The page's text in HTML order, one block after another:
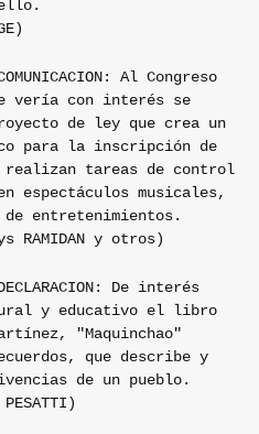
COMUNICACION: Al Congreso
vería con interés se
de ley que crea un
para la inscripción de
realizan tareas de control
espectáculos musicales,
entretenimientos.
RAMIDAN y otros)
DECLARACION: De interés
y educativo el libro
"Maquinchao"
que describe y
de un pueblo.